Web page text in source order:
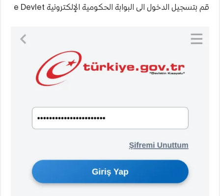
قم بتسجيل الدخول الى البوابة الحكومية الإلكترونية e Devlet